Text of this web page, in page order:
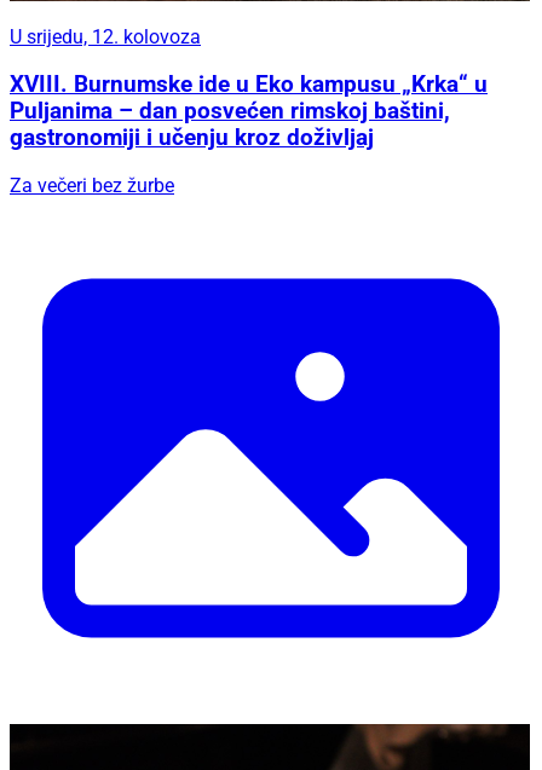
U srijedu, 12. kolovoza
XVIII. Burnumske ide u Eko kampusu „Krka“ u
Puljanima – dan posvećen rimskoj baštini,
gastronomiji i učenju kroz doživljaj
Za večeri bez žurbe